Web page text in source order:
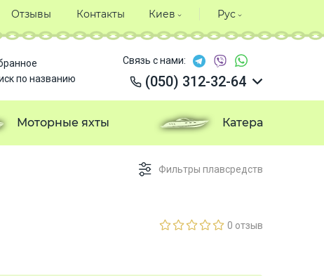
Фильтры плавсредств
0 отзыв
Отзывы Контакты Киев Рус
по названию
Связь с нами:
(050) 312-32-64
(050) 312-32-64
(050) 312-32-64
(050) 312-32-64
Моторные яхты Катера